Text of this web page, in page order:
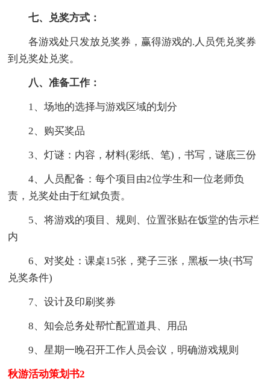
七、兑奖方式：
各游戏处只发放兑奖券，赢得游戏的.人员凭兑奖券
到兑奖处兑奖。
八、准备工作：
1、场地的选择与游戏区域的划分
2、购买奖品
3、灯谜：内容，材料(彩纸、笔)，书写，谜底三份
4、人员配备：每个项目由2位学生和一位老师负
责，兑奖处由于红斌负责。
5、将游戏的项目、规则、位置张贴在饭堂的告示栏
内
6、对奖处：课桌15张，凳子三张，黑板一块(书写
兑奖条件)
7、设计及印刷奖券
8、知会总务处帮忙配置道具、用品
9、星期一晚召开工作人员会议，明确游戏规则
秋游活动策划书2